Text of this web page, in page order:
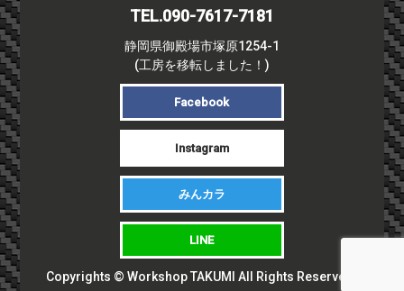
シ
ョ
ン
TEL.090-7617-7181
静岡県御殿場市塚原1254-1
(工房を移転しました！)
Facebook
Instagram
みんカラ
LINE
Copyrights © Workshop TAKUMI All Rights Reserved.